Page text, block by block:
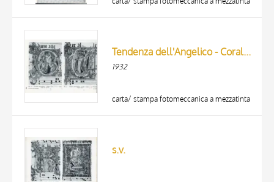
Tendenza dell'Angelico - Corale 3 (1409) c. 22v - Cristo parla agli apostoli/ Tendenza dell'Angelico - Corale 3 (1409) c. 15 - Vocazione degli eletti
1932
carta/ stampa fotomeccanica a mezzatinta
s.v.